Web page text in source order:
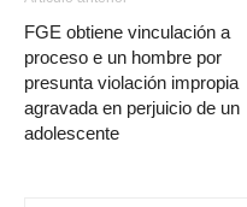
FGE obtiene vinculación a
proceso e un hombre por
presunta violación impropia
agravada en perjuicio de un
adolescente